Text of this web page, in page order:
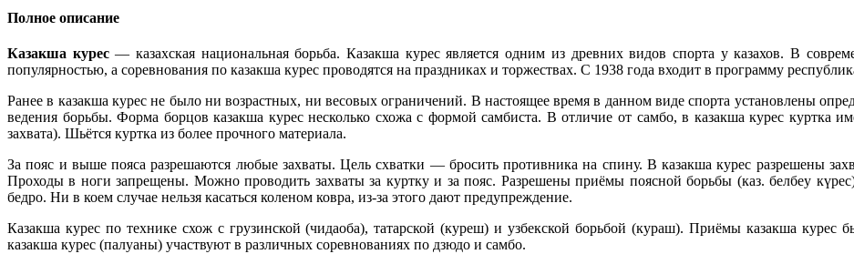
Полное описание
Казакша курес— казахская национальная борьба. Казакша курес является одним из древних видов спорта у казахов. В
популярностью, а соревнования по казакша курес проводятся на праздниках и торжествах. С 1938 года входит в программу
Ранее в казакша курес не было ни возрастных, ни весовых ограничений. В настоящее время в данном виде спорта установлены
ведения борьбы. Форма борцов казакша курес несколько схожа с формой самбиста. В отличие от самбо, в казакша курес куртка
захвата). Шьётся куртка из более прочного материала.
За пояс и выше пояса разрешаются любые захваты. Цель схватки — бросить противника на спину. В казакша курес разрешены
Проходы в ноги запрещены. Можно проводить захваты за куртку и за пояс. Разрешены приёмы поясной борьбы (каз. белбеу
бедро. Ни в коем случае нельзя касаться коленом ковра, из-за этого дают предупреждение.
Казакша курес по технике схож с грузинской (чидаоба), татарской (куреш) и узбекской борьбой (кураш). Приёмы казакша
казакша курес (палуаны) участвуют в различных соревнованиях по дзюдо и самбо.